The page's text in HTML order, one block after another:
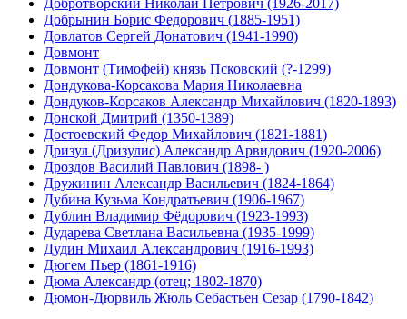
Добротворский Николай Петрович (1926-2017)
Добрынин Борис Федорович (1885-1951)
Довлатов Сергей Донатович (1941-1990)
Довмонт
Довмонт (Тимофей) князь Псковский (?-1299)
Дондукова-Корсакова Мария Николаевна
Дондуков-Корсаков Александр Михайлович (1820-1893)
Донской Дмитрий (1350-1389)
Достоевский Федор Михайлович (1821-1881)
Дризул (Дризулис) Александр Арвидович (1920-2006)
Дроздов Василий Павлович (1898- )
Дружинин Александр Васильевич (1824-1864)
Дубина Кузьма Кондратьевич (1906-1967)
Дублин Владимир Фёдорович (1923-1993)
Дударева Светлана Васильевна (1935-1999)
Дудин Михаил Александрович (1916-1993)
Дюгем Пьер (1861-1916)
Дюма Александр (отец; 1802-1870)
Дюмон-Дюрвиль Жюль Себастьен Сезар (1790-1842)